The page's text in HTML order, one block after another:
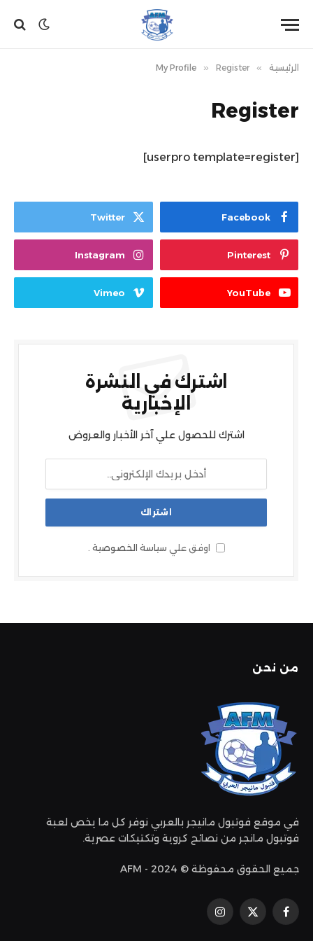
الرئيسية »
My Profile » Register
Register
[userpro template=register]
Facebook
Twitter
Pinterest
Instagram
YouTube
Vimeo
اشترك في النشرة
الإخبارية
اشترك للحصول علي آخر الأخبار والعروض
اوفق علي سياسة الخصوصية .
من نحن
في موقع فوتبول مانيجر بالعربي نوفر كل ما يخص لعبة
فوتبول مانجر من نصائح كروية وتكتيكات عصرية.
جميع الحقوق محفوظة © 2024 - AFM
فيسبوكإكس
الانستغرام